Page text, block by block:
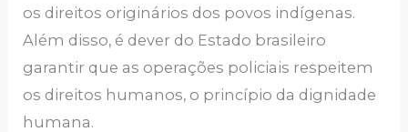
os direitos originários dos povos indígenas.
Além disso, é dever do Estado brasileiro
garantir que as operações policiais respeitem
os direitos humanos, o princípio da dignidade
humana.